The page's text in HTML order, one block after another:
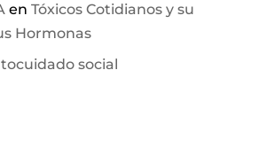
en Tóxicos Cotidianos y su
Hormonas
social